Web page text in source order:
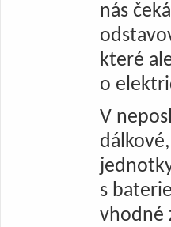
nás
které
o
V
s
vhodné